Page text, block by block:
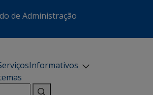
de Administração
Informativos